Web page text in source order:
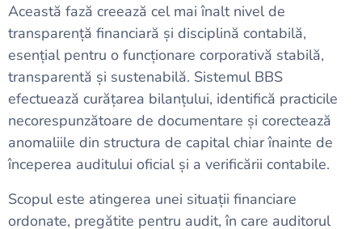
Această fază creează cel mai înalt nivel de
transparență financiară și disciplină contabilă,
esențial pentru o funcționare corporativă stabilă,
transparentă și sustenabilă. Sistemul BBS
efectuează curățarea bilanțului, identifică practicile
necorespunzătoare de documentare și corectează
anomaliile din structura de capital chiar înainte de
începerea auditului oficial și a verificării contabile.
Scopul este atingerea unei situații financiare
ordonate, pregătite pentru audit, în care auditorul